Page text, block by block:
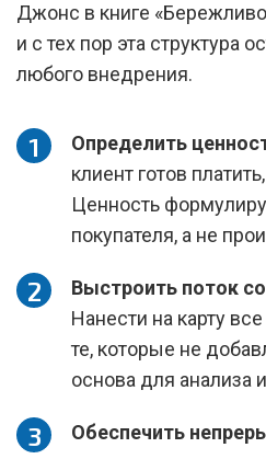
Джонс в книге
и с тех пор эта структура
любого внедрения.
Определить
клиент готов
Ценность
покупателя, а не
Выстроить поток
Нанести на карту
те, которые не
основа для анализа
Обеспечить